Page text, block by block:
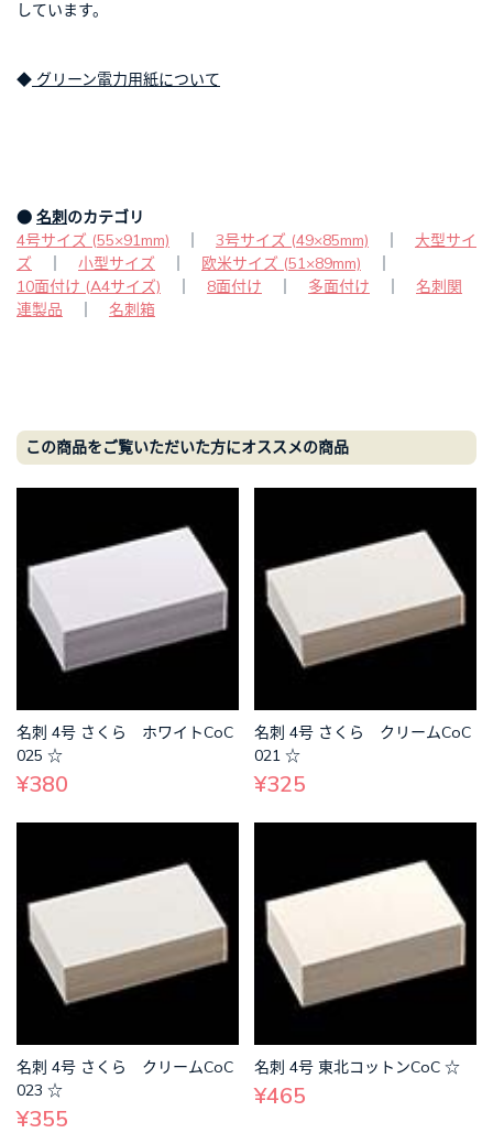
しています。
◆ グリーン電力用紙について
● 名刺 のカテゴリ
4号サイズ (55×91mm)
3号サイズ (49×85mm)
大型サイ
ズ
小型サイズ 欧米サイズ (51×89mm)
10面付け (A4サイズ)
8面付け 多面付け
名刺関
連製品
名刺箱
この商品をご覧いただいた方にオススメの商品
名刺 4号 さくら ホワイトCoC
025 ☆
¥380
名刺 4号 さくら クリームCoC
021 ☆
¥325
名刺 4号 さくら クリームCoC
023 ☆
¥355
名刺 4号 東北コットンCoC ☆
¥465